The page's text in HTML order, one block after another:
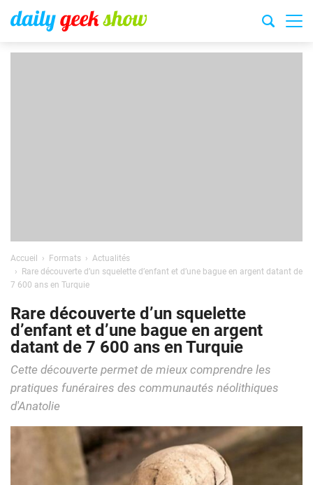
Accueil Formats
Actualités
Rare découverte d’un squelette d’enfant et d’une bague en argent datant de
7 600 ans en Turquie
Rare découverte d’un squelette
d’enfant et d’une bague en argent
datant de 7 600 ans en Turquie
Cette découverte permet de mieux comprendre les
pratiques funéraires des communautés néolithiques
d'Anatolie